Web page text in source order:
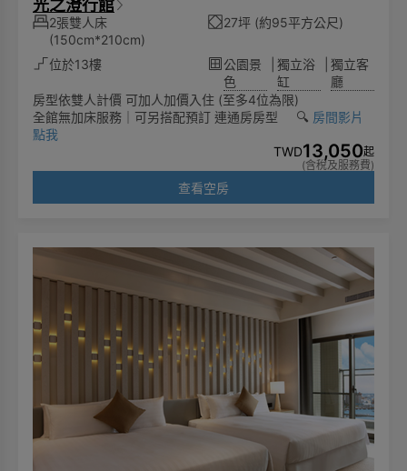
光之澄行館
2張雙人床
(150cm*210cm)
27坪 (約95平方公尺)
位於13樓
公園景
色
獨立浴
缸
獨立客
廳
房型依雙人計價 可加人加價入住 (至多4位為限)
全館無加床服務｜可另搭配預訂 連通房房型 🔍️ 房間影片
點我
TWD13,050起
(含稅及服務費)
查看空房